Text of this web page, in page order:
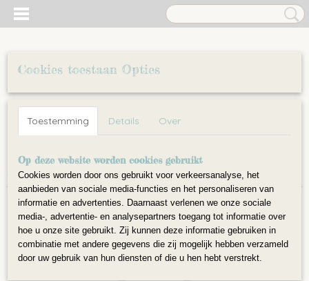
Inloggen Registreren
Home>Accessoires>Vormpjes>Starters workshop
aanbieding
Cookies toestaan Opties
Toestemming Details Over
Op deze website worden cookies gebruikt
Cookies worden door ons gebruikt voor verkeersanalyse, het
aanbieden van sociale media-functies en het personaliseren van
informatie en advertenties. Daarnaast verlenen we onze sociale
media-, advertentie- en analysepartners toegang tot informatie over
hoe u onze site gebruikt. Zij kunnen deze informatie gebruiken in
combinatie met andere gegevens die zij mogelijk hebben verzameld
door uw gebruik van hun diensten of die u hen hebt verstrekt.